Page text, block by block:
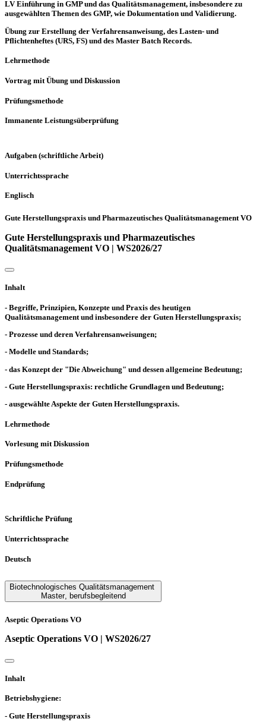
LV Einführung in GMP und das Qualitätsmanagement, insbesondere zu
ausgewählten Themen des GMP, wie Dokumentation und Validierung.
Übung zur Erstellung der Verfahrensanweisung, des Lasten- und
Pflichtenheftes (URS, FS) und des Master Batch Records.
Lehrmethode
Vortrag mit Übung und Diskussion
Prüfungsmethode
Immanente Leistungsüberprüfung
Aufgaben (schriftliche Arbeit)
Unterrichtssprache
Englisch
Gute Herstellungspraxis und Pharmazeutisches Qualitätsmanagement VO
Gute Herstellungspraxis und Pharmazeutisches
Qualitätsmanagement VO | WS2026/27
Inhalt
- Begriffe, Prinzipien, Konzepte und Praxis des heutigen
Qualitätsmanagement und insbesondere der Guten Herstellungspraxis;
- Prozesse und deren Verfahrensanweisungen;
- Modelle und Standards;
- das Konzept der "Die Abweichung" und dessen allgemeine Bedeutung;
- Gute Herstellungspraxis: rechtliche Grundlagen und Bedeutung;
- ausgewählte Aspekte der Guten Herstellungspraxis.
Lehrmethode
Vorlesung mit Diskussion
Prüfungsmethode
Endprüfung
Schriftliche Prüfung
Unterrichtssprache
Deutsch
Biotechnologisches Qualitätsmanagement
Master, berufsbegleitend
Aseptic Operations VO
Aseptic Operations VO | WS2026/27
Inhalt
Betriebshygiene:
- Gute Herstellungspraxis